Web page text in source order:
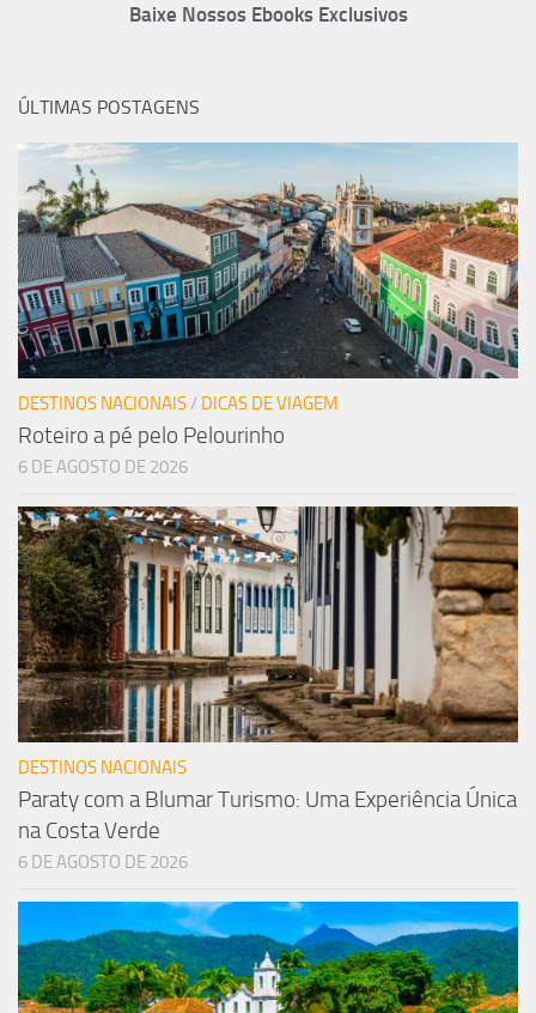
Baixe Nossos Ebooks Exclusivos
ÚLTIMAS POSTAGENS
DESTINOS NACIONAIS/ DICAS DE VIAGEM
Roteiro a pé pelo Pelourinho
6 DE AGOSTO DE 2026
DESTINOS NACIONAIS
Paraty com a Blumar Turismo: Uma Experiência Única
na Costa Verde
6 DE AGOSTO DE 2026